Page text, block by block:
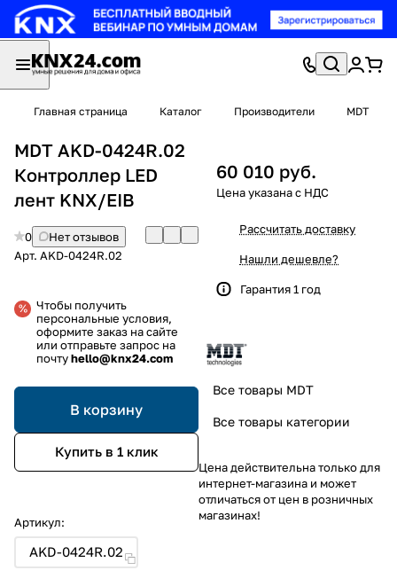
Главная страница Каталог Производители MDT
MDT AKD-0424R.02
Контроллер LED
лент KNX/EIB
0
Нет отзывов
Арт. AKD-0424R.02
Чтобы получить
персональные условия,
оформите заказ на сайте
или отправьте запрос на
почтуhello@knx24.com
В корзину
Купить в 1 клик
Артикул:
AKD-0424R.02
60 010 руб.
Рассчитать доставку
Нашли дешевле?
Гарантия 1 год
Все товары MDT
Все товары категории
Цена действительна только для
интернет-магазина и может
отличаться от цен в розничных
магазинах!